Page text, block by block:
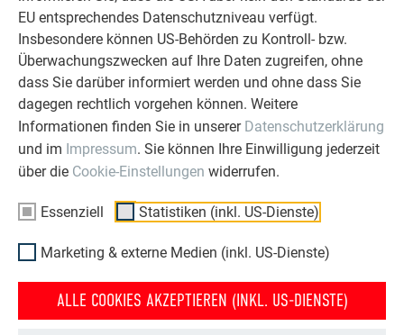
EU entsprechendes Datenschutzniveau verfügt.
Insbesondere können US-Behörden zu Kontroll- bzw.
Überwachungszwecken auf Ihre Daten zugreifen, ohne
dass Sie darüber informiert werden und ohne dass Sie
dagegen rechtlich vorgehen können. Weitere
Informationen finden Sie in unserer Datenschutzerklärung
und im Impressum. Sie können Ihre Einwilligung jederzeit
über die Cookie-Einstellungen widerrufen.
Essenziell Statistiken (inkl. US-Dienste)
Marketing & externe Medien (inkl. US-Dienste)
ALLE COOKIES AKZEPTIEREN (INKL. US-DIENSTE)
Land
PRODUKTKATEGORIE*
Dach
Fassade
Dachentwässerung
Hochwasserschutz